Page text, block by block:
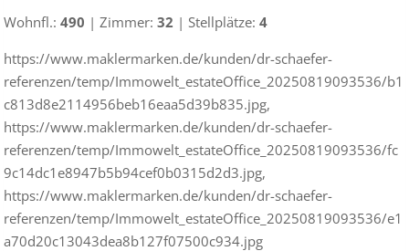
Wohnfl.: 490 | Zimmer: 32 | Stellplätze: 4
https://www.maklermarken.de/kunden/dr-schaefer-
referenzen/temp/Immowelt_estateOffice_20250819093536/b1
c813d8e2114956beb16eaa5d39b835.jpg,
https://www.maklermarken.de/kunden/dr-schaefer-
referenzen/temp/Immowelt_estateOffice_20250819093536/fc
9c14dc1e8947b5b94cef0b0315d2d3.jpg,
https://www.maklermarken.de/kunden/dr-schaefer-
referenzen/temp/Immowelt_estateOffice_20250819093536/e1
a70d20c13043dea8b127f07500c934.jpg